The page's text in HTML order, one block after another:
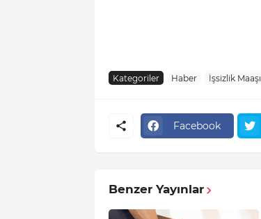
Kategoriler Haber İşsizlik Maaşı
Facebook
Benzer Yayınlar